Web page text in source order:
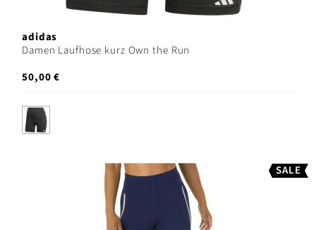
adidas
Damen Laufhose kurz Own the Run
50,00 €
SALE